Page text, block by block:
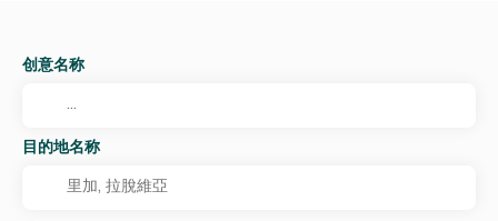
创意名称
目的地名称